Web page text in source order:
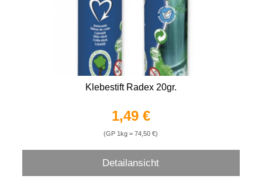
Klebestift Radex 20gr.
1,49 €
(GP 1kg = 74,50 €)
Detailansicht